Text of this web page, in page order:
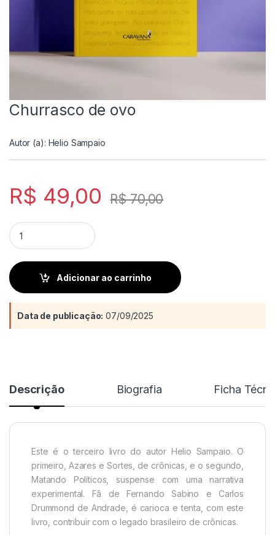
Churrasco de ovo
Autor (a): Helio Sampaio
R$ 49,00 R$70,00
Churrasco de ovo quantity
Adicionar ao carrinho
Data de publicação: 07/09/2025
Descrição Biografia Ficha
Este é o terceiro livro do autor Helio Sampaio. O
primeiro, Azares e Sortes, de crônicas, e o segundo,
Matando Políticos, suspense com uma narrativa
experimental. Fã de Fernando Sabino e Carlos
Drummond de Andrade, é carioca e tenta, com este
livro, contribuir com o legado brasileiro de crônicas.